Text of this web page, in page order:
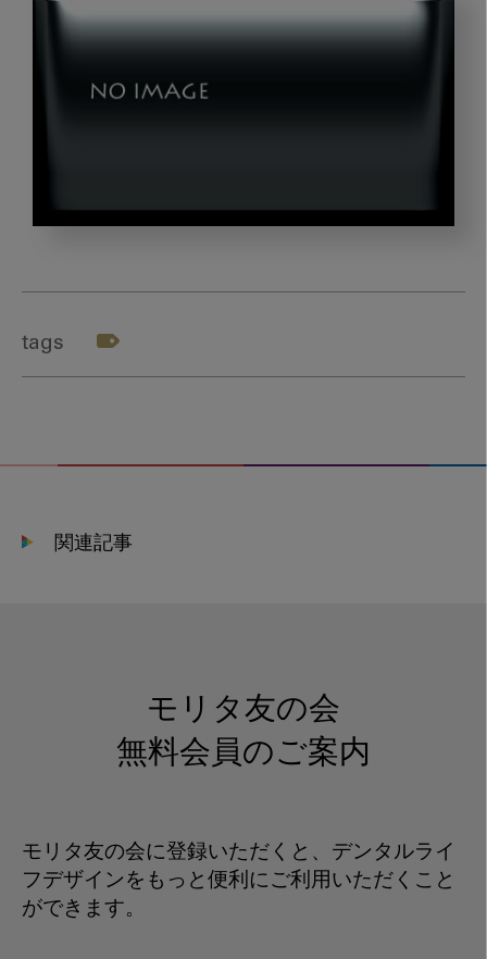
tags
関連記事
モリタ友の会
無料会員のご案内
モリタ友の会に登録いただくと、デンタルライ
フデザインをもっと便利にご利用いただくこと
ができます。